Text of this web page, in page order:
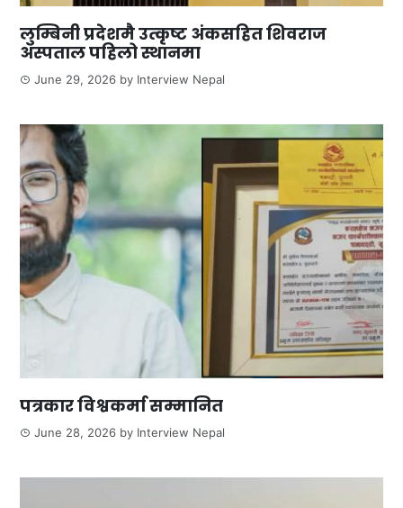
लुम्बिनी प्रदेशमै उत्कृष्ट अंकसहित शिवराज
अस्पताल पहिलो स्थानमा
June 29, 2026 by Interview Nepal
पत्रकार विश्वकर्मा सम्मानित
June 28, 2026 by Interview Nepal